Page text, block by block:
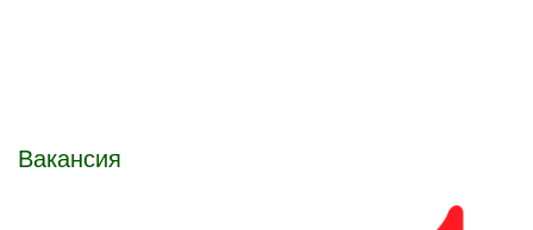
Вакансия